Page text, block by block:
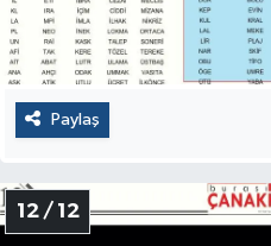
Paylaş
12 / 12